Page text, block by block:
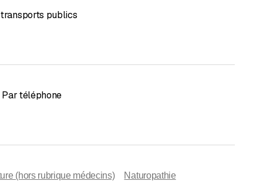
transports publics
Par téléphone
(hors rubrique médecins) Naturopathie